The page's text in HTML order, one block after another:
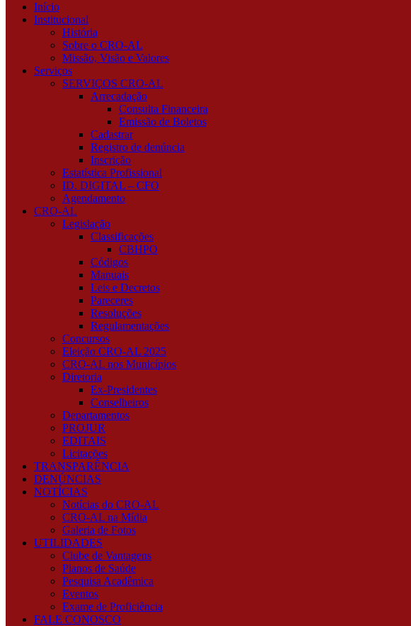
procurando?
Início
Institucional
História
Sobre o CRO-AL
Missão, Visão e Valores
Serviços
SERVIÇOS CRO-AL
Arrecadação
Consulta Financeira
Emissão de Boletos
Cadastrar
Registro de denúncia
Inscrição
Estatística Profissional
ID. DIGITAL – CFO
Agendamento
CRO-AL
Legislação
Classificações
CBHPO
Códigos
Manuais
Leis e Decretos
Pareceres
Resoluções
Regulamentações
Concursos
Eleição CRO-AL 2025
CRO-AL nos Municípios
Diretoria
Ex-Presidentes
Conselheiros
Departamentos
PROJUR
EDITAIS
Licitações
TRANSPARÊNCIA
DENÚNCIAS
NOTÍCIAS
Notícias do CRO-AL
CRO-AL na Mídia
Galeria de Fotos
UTILIDADES
Clube de Vantagens
Planos de Saúde
Pesquisa Acadêmica
Eventos
Exame de Proficiência
FALE CONOSCO